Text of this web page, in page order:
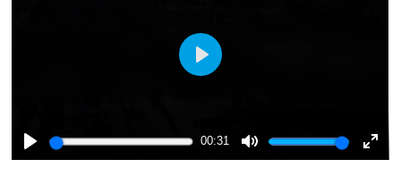
Play
00:31
Mute
Enter
Play